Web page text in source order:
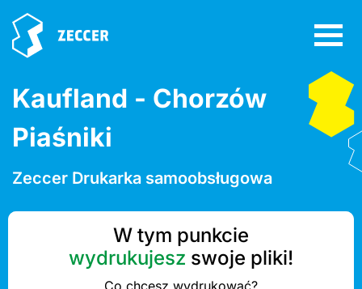
Kaufland - Chorzów
Piaśniki
Zeccer Drukarka samoobsługowa
W tym punkcie
wydrukujesz swoje pliki!
Co chcesz wydrukować?